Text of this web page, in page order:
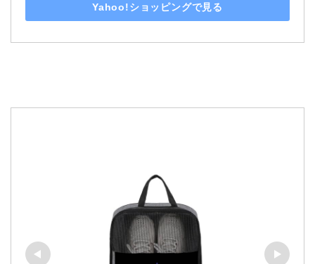
Yahoo!ショッピングで見る